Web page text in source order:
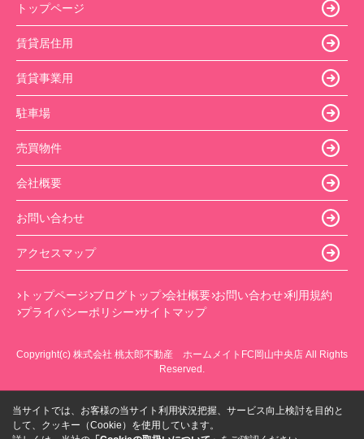
トップページ
賃貸居住用
賃貸事業用
駐車場
売買物件
会社概要
お問い合わせ
アクセスマップ
トップページ ブログトップ 会社概要 お問い合わせ 利用規約
プライバシーポリシー サイトマップ
Copyright(c) 株式会社 桃太郎不動産 ホームメイトFC岡山中央店 All Rights
Reserved.
当サイトでは、お客様の当サイト利用状況把握、サービス向上検討を目的と
して、クッキー（Cookie）を使用しています。